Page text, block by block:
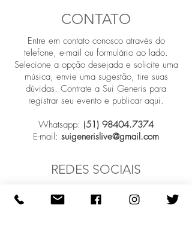
segurança.
informações claras sobre sua política de
estabelecer a confiança e garantir
compras com segurança.
CONTATO
Entre em contato conosco através do
telefone, e-mail ou formulário ao lado.
Selecione a opção desejada e solicite uma
música, envie uma sugestão, tire suas
dúvidas. Contrate a Sui Generis para
registrar seu evento e publicar aqui.
Whatsapp: (51) 98404.7374
E-mail: suigenerislive@gmail.com
REDES SOCIAIS